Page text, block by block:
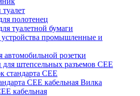
полотенец
туалетной бумаги
промышленные и
автомобильной розетки
для штепсельных разъемов CEE
стандарта CEE
Вилка
кабельная